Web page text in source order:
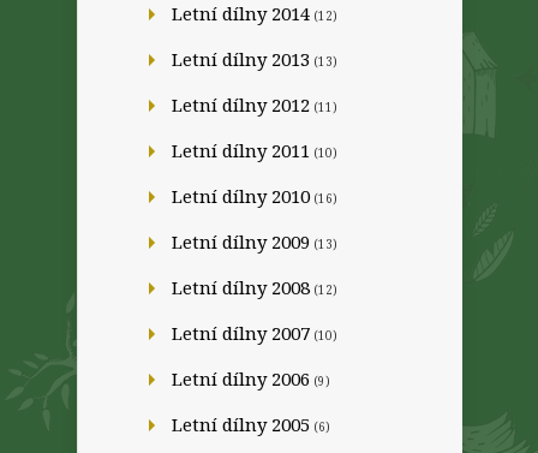
Letní dílny 2014 (12)
Letní dílny 2013 (13)
Letní dílny 2012 (11)
Letní dílny 2011 (10)
Letní dílny 2010 (16)
Letní dílny 2009 (13)
Letní dílny 2008 (12)
Letní dílny 2007 (10)
Letní dílny 2006 (9)
Letní dílny 2005 (6)